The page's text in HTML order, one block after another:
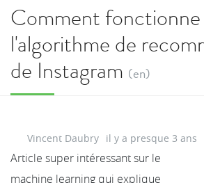
Comment fonctionne
l'algorithme de
de Instagram (en)
Vincent Daubry il y a presque 3 ans
Article super intéressant sur le
machine learning qui explique